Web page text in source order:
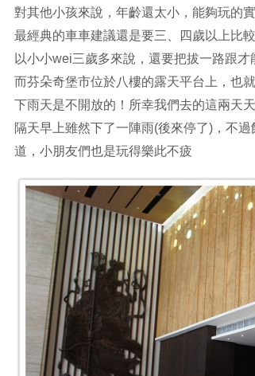
對其他小孩來說，年齡還太小，能夠玩的
最經典的車車建議還是要三、四歲以上比
以小小wei三歲多來說，還要把拔一路跟
而芬朵奇堡市位於八樓的露天平台上，也
下雨天是不開放的！所幸我們去的這兩天
隔天早上雖然下了一陣雨(後來停了)，不
道，小朋友們也是玩得樂此不疲